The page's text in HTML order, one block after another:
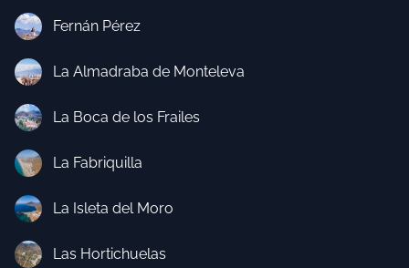
Fernán Pérez
La Almadraba de Monteleva
La Boca de los Frailes
La Fabriquilla
La Isleta del Moro
Las Hortichuelas